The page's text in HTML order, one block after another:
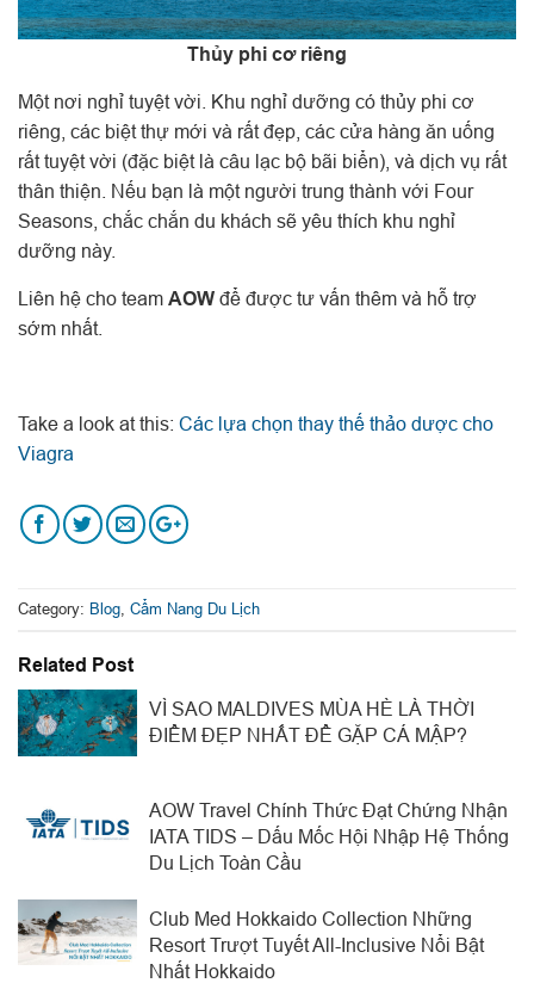
Thủy phi cơ riêng
Một nơi nghỉ tuyệt vời. Khu nghỉ dưỡng có thủy phi cơ
riêng, các biệt thự mới và rất đẹp, các cửa hàng ăn uống
rất tuyệt vời (đặc biệt là câu lạc bộ bãi biển), và dịch vụ rất
thân thiện. Nếu bạn là một người trung thành với Four
Seasons, chắc chắn du khách sẽ yêu thích khu nghỉ
dưỡng này.
Liên hệ cho team AOW để được tư vấn thêm và hỗ trợ
sớm nhất.
Take a look at this: Các lựa chọn thay thế thảo dược cho
Viagra
Category: Blog Cẩm Nang Du Lịch
Related Post
VÌ SAO MALDIVES MÙA HÈ LÀ THỜI
ĐIỂM ĐẸP NHẤT ĐỂ GẶP CÁ MẬP?
AOW Travel Chính Thức Đạt Chứng Nhận
IATA TIDS – Dấu Mốc Hội Nhập Hệ Thống
Du Lịch Toàn Cầu
Club Med Hokkaido Collection Những
Resort Trượt Tuyết All-Inclusive Nổi Bật
Nhất Hokkaido